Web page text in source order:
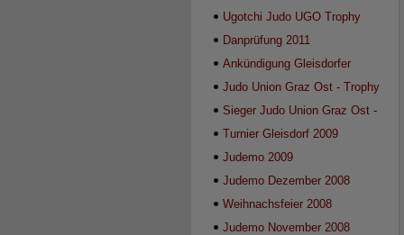
Ugotchi Judo UGO Trophy
2012
Danprüfung 2011
Ankündigung Gleisdorfer
Stadtturnier 2010
Judo Union Graz Ost - Trophy
2009
Sieger Judo Union Graz Ost -
Trophy 2009
Turnier Gleisdorf 2009
Judemo 2009
Judemo Dezember 2008
Weihnachsfeier 2008
Judemo November 2008